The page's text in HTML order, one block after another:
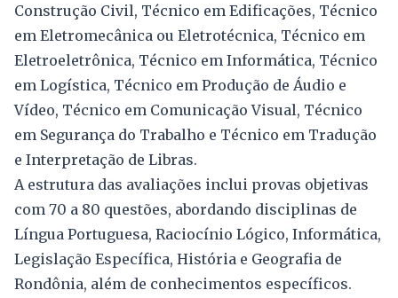
Construção Civil, Técnico em Edificações, Técnico
em Eletromecânica ou Eletrotécnica, Técnico em
Eletroeletrônica, Técnico em Informática, Técnico
em Logística, Técnico em Produção de Áudio e
Vídeo, Técnico em Comunicação Visual, Técnico
em Segurança do Trabalho e Técnico em Tradução
e Interpretação de Libras.
A estrutura das avaliações inclui provas objetivas
com 70 a 80 questões, abordando disciplinas de
Língua Portuguesa, Raciocínio Lógico, Informática,
Legislação Específica, História e Geografia de
Rondônia, além de conhecimentos específicos.